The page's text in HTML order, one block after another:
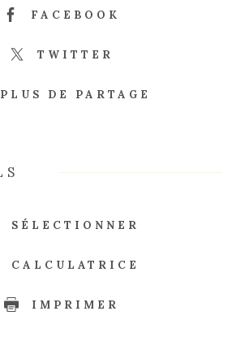
FACEBOOK
TWITTER
PLUS DE PARTAGE
SÉLECTIONNER
CALCULATRICE
IMPRIMER